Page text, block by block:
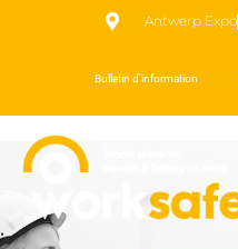
Antwerp Expo
Bulletin d’information